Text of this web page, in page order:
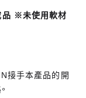
品 ※未使用軟材
接手本產品的開